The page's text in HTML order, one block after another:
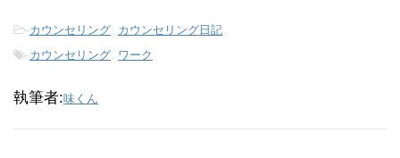
-カウンセリング, カウンセリング日記
-カウンセリング, ワーク
執筆者:味くん